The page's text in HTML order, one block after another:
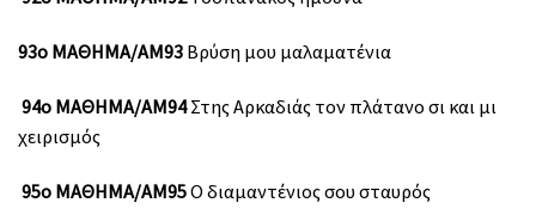
93ο ΜΑΘΗΜΑ/ΑΜ93 Βρύση μου μαλαματένια
94ο ΜΑΘΗΜΑ/ΑΜ94Στης Αρκαδιάς τον πλάτανο σι και μι
χειρισμός
95ο ΜΑΘΗΜΑ/ΑΜ95Ο διαμαντένιος σου σταυρός